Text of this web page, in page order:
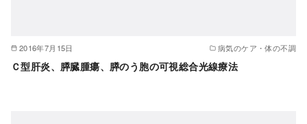
2016年7月15日 病気のケア・体の不調
Ｃ型肝炎、膵臓腫瘍、膵のう胞の可視総合光線療法